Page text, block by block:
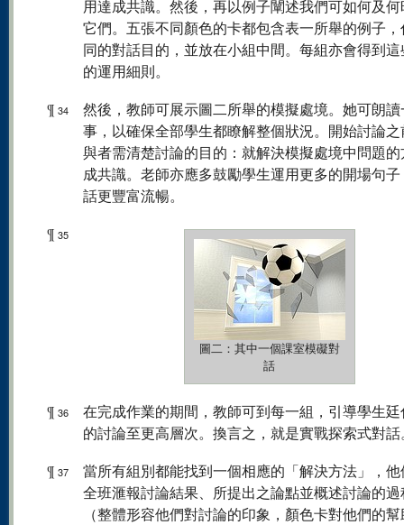
用達成共識。然後，再以例子闡述我們可如何及
它們。五張不同顏色的卡都包含表一所舉的例子
同的對話目的，並放在小組中間。每組亦會得到
的運用細則。
¶ 34
然後，教師可展示圖二所舉的模擬處境。她可朗
事，以確保全部學生都瞭解整個狀況。開始討論
與者需清楚討論的目的：就解決模擬處境中問題
成共識。老師亦應多鼓勵學生運用更多的開場句
話更豐富流暢。
¶ 35
圖二：其中一個課室模礙對
話
¶ 36
在完成作業的期間，教師可到每一組，引導學生
的討論至更高層次。換言之，就是實戰探索式對話
¶ 37
當所有組別都能找到一個相應的「解決方法」，
全班滙報討論結果、所提出之論點並概述討論的過
（整體形容他們對討論的印象，顏色卡對他們的